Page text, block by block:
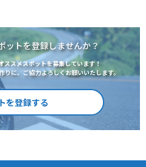
ットを登録しませんか？
ススメスポットを募集しています！
に、ご協力よろしくお願いいたします。
を登録する